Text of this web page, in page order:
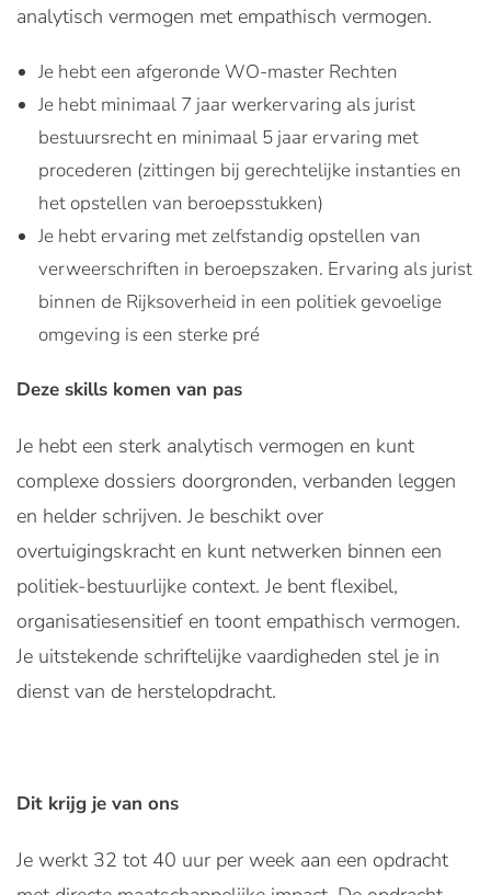
analytisch vermogen met empathisch vermogen.
Je hebt een afgeronde WO-master Rechten
Je hebt minimaal 7 jaar werkervaring als jurist
bestuursrecht en minimaal 5 jaar ervaring met
procederen (zittingen bij gerechtelijke instanties en
het opstellen van beroepsstukken)
Je hebt ervaring met zelfstandig opstellen van
verweerschriften in beroepszaken. Ervaring als jurist
binnen de Rijksoverheid in een politiek gevoelige
omgeving is een sterke pré
Deze skills komen van pas
Je hebt een sterk analytisch vermogen en kunt
complexe dossiers doorgronden, verbanden leggen
en helder schrijven. Je beschikt over
overtuigingskracht en kunt netwerken binnen een
politiek-bestuurlijke context. Je bent flexibel,
organisatiesensitief en toont empathisch vermogen.
Je uitstekende schriftelijke vaardigheden stel je in
dienst van de herstelopdracht.
Dit krijg je van ons
Je werkt 32 tot 40 uur per week aan een opdracht